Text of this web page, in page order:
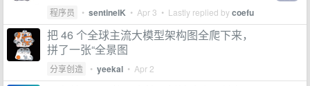
程序员 • sentinelK • Apr 3 • Lastly replied bycoefu
把 46 个全球主流大模型架构图全爬下来，
拼了一张“全景图
分享创造 • yeekal • Apr 2